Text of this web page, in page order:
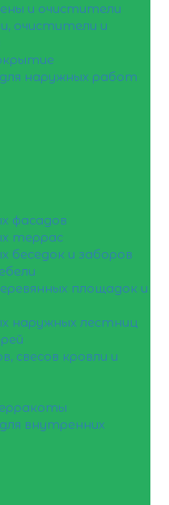
и очистители
очистители и
наружных работ
фасадов
террас
беседок и заборов
площадок и
наружных лестниц
свесов кровли и
внутренних